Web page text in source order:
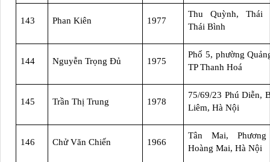
143 Phan Kiên 1977
Thu Quỳnh, Thái
Thái Bình
144 Nguyễn Trọng Đủ 1975
Phố 5, phường
TP Thanh Hoá
145 Trần Thị Trung 1978
75/69/23 Phú Diễn,
Liêm, Hà Nội
146 Chử Văn Chiến 1966
Tân Mai,
Hoàng Mai, Hà Nội